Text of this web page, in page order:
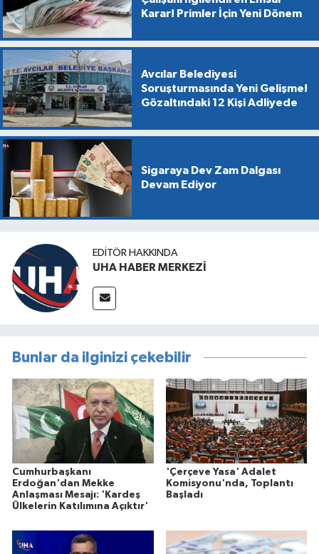
Karar! Primler İçin Yeni Dönem
Avcılar Belediyesi
Soruşturmasında Yeni Gelişme!
Gözaltındaki 12 Kişi Adliyede
Sigaraya Dev Zam Dalgası
Devam Ediyor
EDITÖR HAKKINDA
UHA HABER MERKEZİ
Bunlar da ilginizi çekebilir
Cumhurbaşkanı
Erdoğan'dan Mekke
Anlaşması Mesajı: 'Kardeş
Ülkelerin Katılımına Açıktır'
'Çerçeve Yasa' Adalet
Komisyonu'nda, Toplantı
Başladı